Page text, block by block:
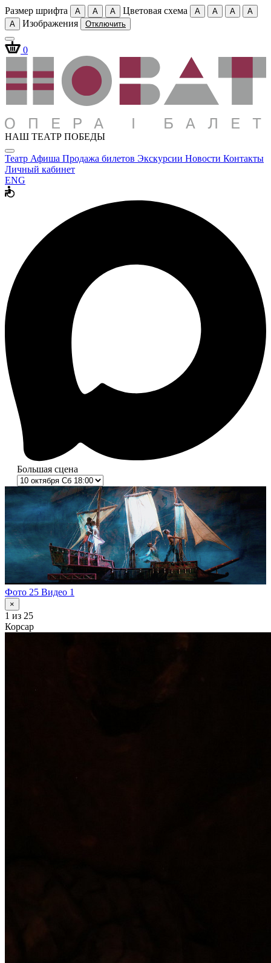
Размер шрифта A A A Цветовая схема A A A
A
A
Изображения Отключить
0
НАШ ТЕАТР ПОБЕДЫ
Театр Афиша Продажа билетов Экскурсии Новости Контакты
Личный кабинет
ENG
Большая сцена
Фото 25 Видео 1
×
1 из 25
Корсар